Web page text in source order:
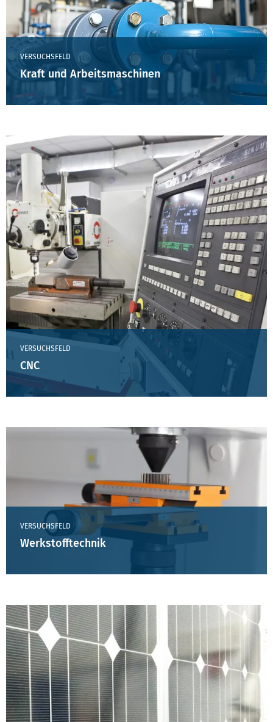
VERSUCHSFELD
Kraft und Arbeitsmaschinen
VERSUCHSFELD
CNC
VERSUCHSFELD
Werkstofftechnik